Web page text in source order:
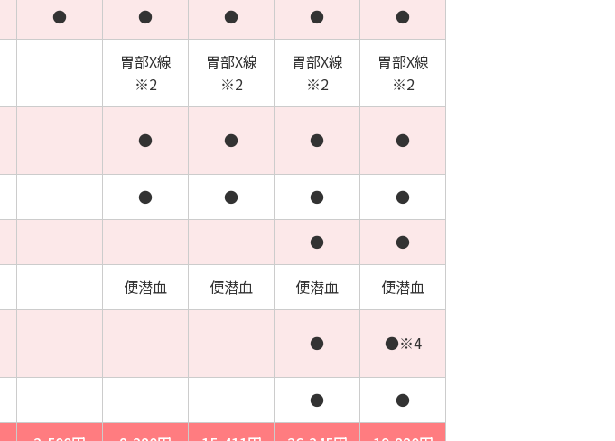
● ● ● ● ●
胃部X線
※2
胃部X線
※2
胃部X線
※2
胃部X線
※2
● ● ● ●
● ● ● ●
● ●
便潜血 便潜血 便潜血 便潜血
● ●※4
●
●